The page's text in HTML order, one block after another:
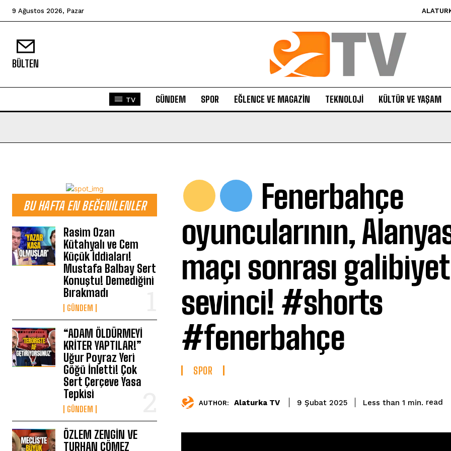
9 Ağustos 2026, Pazar
BÜLTEN
TV GÜNDEM SPOR EĞLENCE VE MAGAZIN TEKNOLOJI KÜLTÜR VE YAŞAM
BU HAFTA EN BEĞENILENLER
Rasim Ozan
Kütahyalı ve Cem
Küçük İddiaları!
Mustafa Balbay Sert
Konuştu! Demediğini
Bırakmadı
GÜNDEM
“ADAM ÖLDÜRMEYİ
KRİTER YAPTILAR!”
Uğur Poyraz Yeri
Göğü İnletti! Çok
Sert Çerçeve Yasa
Tepkisi
GÜNDEM
ÖZLEM ZENGİN VE
TURHAN ÇÖMEZ
Fenerbahçe
oyuncularının,
maçı sonrası galibiyet
sevinci! #shorts
#fenerbahçe
SPOR
AUTHOR: Alaturka TV 9 Şubat 2025 Less than 1 min. read